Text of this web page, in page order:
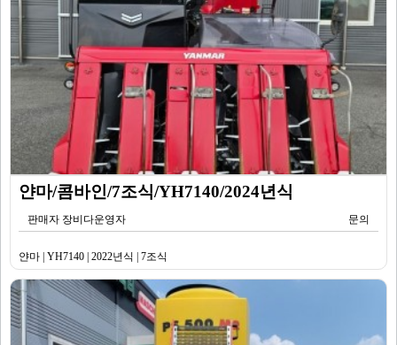
얀마/콤바인/7조식/YH7140/2024년식
판매자 장비다운영자 문의
얀마 | YH7140 | 2022년식 | 7조식